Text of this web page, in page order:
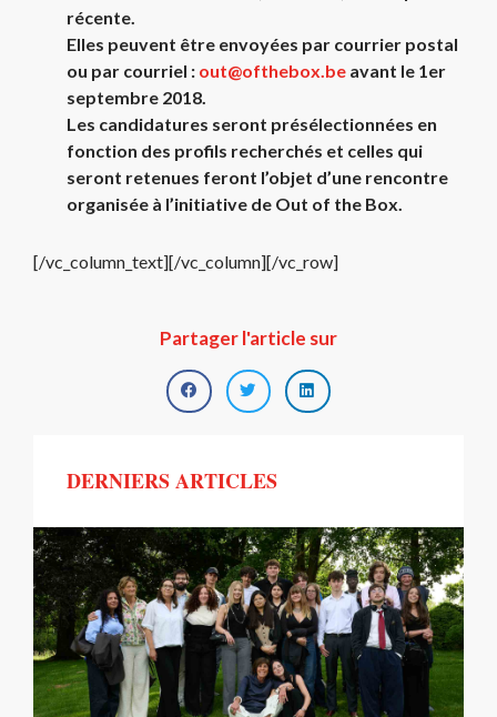
récente.
Elles peuvent être envoyées par courrier postal
ou par courriel : out@ofthebox.be avant le 1er
septembre 2018.
Les candidatures seront présélectionnées en
fonction des profils recherchés et celles qui
seront retenues feront l’objet d’une rencontre
organisée à l’initiative de Out of the Box.
[/vc_column_text][/vc_column][/vc_row]
Partager l'article sur
DERNIERS ARTICLES